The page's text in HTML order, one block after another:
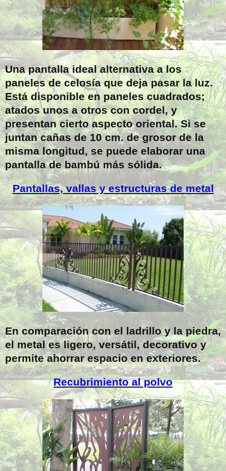
Una pantalla ideal alternativa a los
paneles de celosía que deja pasar la luz.
Está disponible en paneles cuadrados;
atados unos a otros con cordel, y
presentan cierto aspecto oriental. Si se
juntan cañas de 10 cm. de grosor de la
misma longitud, se puede elaborar una
pantalla de bambú más sólida.
Pantallas, vallas y estructuras de metal
En comparación con el ladrillo y la piedra,
el metal es ligero, versátil, decorativo y
permite ahorrar espacio en exteriores.
Recubrimiento al polvo